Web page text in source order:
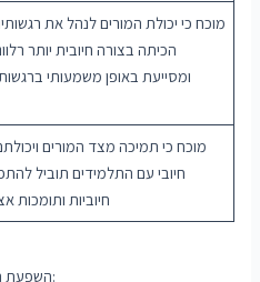
מוכח כי יכולת המורים לנהל את
הכיתה בצורה חיובית יותר
ומסייעת באופן משמעותי
מוכח כי תמיכה מצד המורים
חיובי עם התלמידים תוביל
חיוביות ותומכות
השפעת הרגשות בחינוך והוראה על התלמידים: